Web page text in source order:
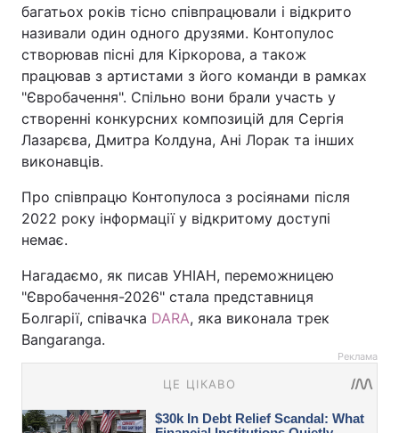
багатьох років тісно співпрацювали і відкрито
називали один одного друзями. Контопулос
створював пісні для Кіркорова, а також
працював з артистами з його команди в рамках
"Євробачення". Спільно вони брали участь у
створенні конкурсних композицій для Сергія
Лазарєва, Дмитра Колдуна, Ані Лорак та інших
виконавців.
Про співпрацю Контопулоса з росіянами після
2022 року інформації у відкритому доступі
немає.
Нагадаємо, як писав УНІАН, переможницею
"Євробачення-2026" стала представниця
Болгарії, співачка DARA, яка виконала трек
Bangaranga.
Реклама